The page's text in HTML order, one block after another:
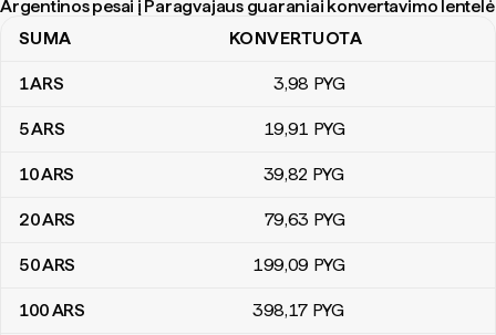
Argentinos pesai į Paragvajaus guaraniai konvertavimo lentelė
Argentinos pesai į Paragvajaus guaraniai konvertavimo lentelė
SUMA KONVERTUOTA
1ARS 3,98 PYG
5ARS 19,91 PYG
10ARS 39,82 PYG
20ARS 79,63 PYG
50ARS 199,09 PYG
100ARS 398,17 PYG